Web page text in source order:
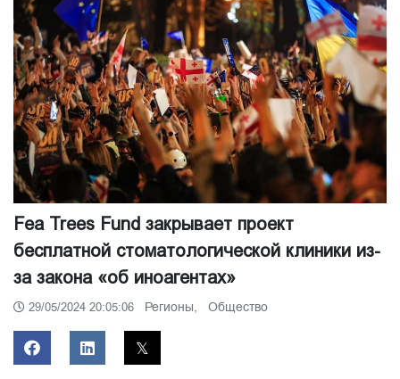
Fea Trees Fund закрывает проект
бесплатной стоматологической клиники из-
за закона «об иноагентах»
29/05/2024 20:05:06 Регионы, Общество